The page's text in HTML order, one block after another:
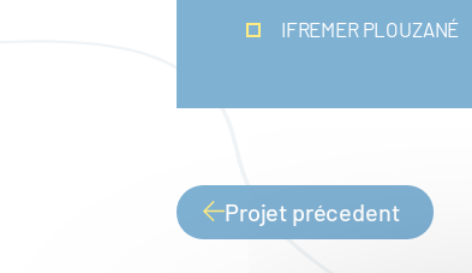
IFREMER PLOUZANÉ
PAGINATION
Projet précedent